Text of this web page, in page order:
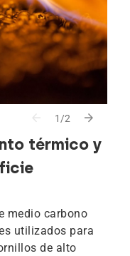
arrow_back 1/2 arrow_forward
térmico y
medio carbono
utilizados para
de alto